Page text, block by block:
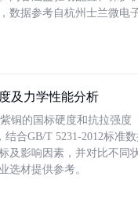
数据参考自杭州士兰微电
及力学性能分析
铜的国标硬度和抗拉强度
结合GB/T 5231-2012标准
及影响因素，并对比不同
选材提供参考。